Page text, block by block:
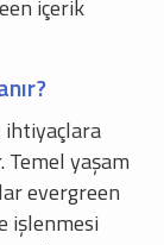
içerik
ihtiyaçlara
yaşam
evergreen
işlenmesi